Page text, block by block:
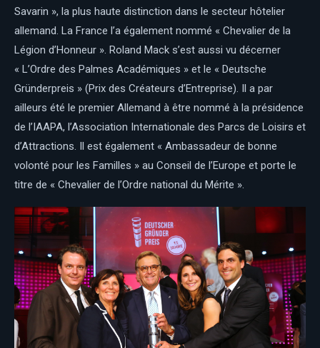
Savarin », la plus haute distinction dans le secteur hôtelier
allemand. La France l’a également nommé « Chevalier de la
Légion d’Honneur ». Roland Mack s’est aussi vu décerner
« L’Ordre des Palmes Académiques » et le « Deutsche
Gründerpreis » (Prix des Créateurs d’Entreprise). Il a par
ailleurs été le premier Allemand à être nommé à la présidence
de l’IAAPA, l’Association Internationale des Parcs de Loisirs et
d’Attractions. Il est également « Ambassadeur de bonne
volonté pour les Familles » au Conseil de l’Europe et porte le
titre de « Chevalier de l’Ordre national du Mérite ».